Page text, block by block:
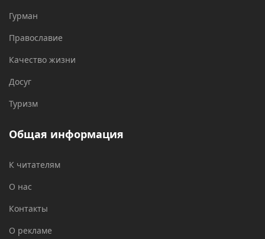
Гурман
Православие
Качество жизни
Досуг
Туризм
Общая информация
К читателям
О нас
Контакты
О рекламе